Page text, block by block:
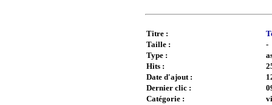
Titre :
Taille :
-
Type :
Hits :
Date d'ajout :
Dernier clic :
Catégorie :